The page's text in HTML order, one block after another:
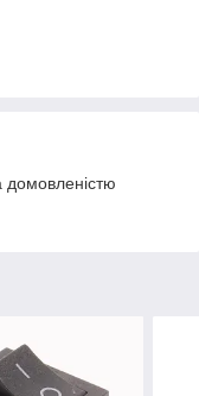
домовленістю